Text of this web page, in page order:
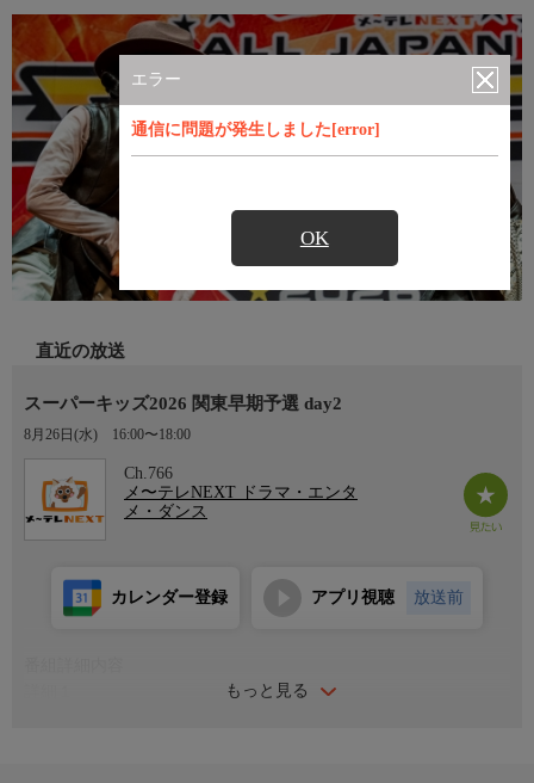
エラー
通信に問題が発生しました[error]
OK
直近の放送
スーパーキッズ2026 関東早期予選 day2
8月26日(水) 16:00〜18:00
Ch.766
メ〜テレNEXT ドラマ・エンタ
メ・ダンス
もっと見る
カレンダー登録 アプリ視聴 放送前